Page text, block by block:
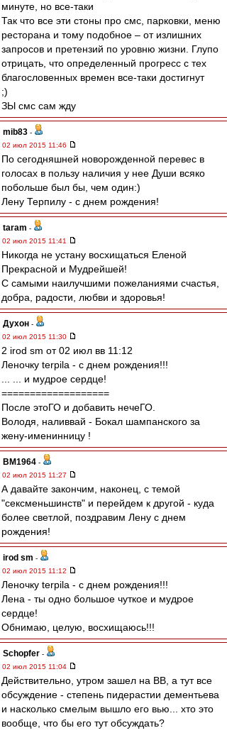
минуте, но все-таки
Так что все эти стоны про смс, парковки, меню
ресторана и тому подобное – от излишних
запросов и претензий по уровню жизни. Глупо
отрицать, что определенный прогресс с тех
благословенных времен все-таки достигнут
;)
ЗЫ смс сам жду
mib83 -
02 июл 2015 11:46
По сегодняшней новорожденной перевес в
голосах в пользу наличия у нее Души всяко
побольше был бы, чем один:)
Лену Терпилу - с днем рождения!
taram -
02 июл 2015 11:41
Никогда не устану восхищаться Еленой
Прекрасной и Мудрейшей!
С самыми наилучшими пожеланиями счастья,
добра, радости, любви и здоровья!
Духон -
02 июл 2015 11:30
2 irod sm от 02 июл вв 11:12
Леночку terpila - с днем рождения!!!
... ... и мудрое сердце!
===================
После этоГО и добавить нечеГО.
Володя, наливвай - Бокал шампанского за
жену-именинницу !
BM1964 -
02 июл 2015 11:27
А давайте закончим, наконец, с темой
"сексменьшинств" и перейдем к другой - куда
более светлой, поздравим Лену с днем
рождения!
irod sm -
02 июл 2015 11:12
Леночку terpila - с днем рождения!!!
Лена - ты одно большое чуткое и мудрое
сердце!
Обнимаю, целую, восхищаюсь!!!
Schopfer -
02 июл 2015 11:04
Действительно, утром зашел на ВВ, а тут все
обсуждение - степень пидерастии дементьева
и насколько смелым вышло его вью... хто это
вообще, что бы его тут обсуждать?